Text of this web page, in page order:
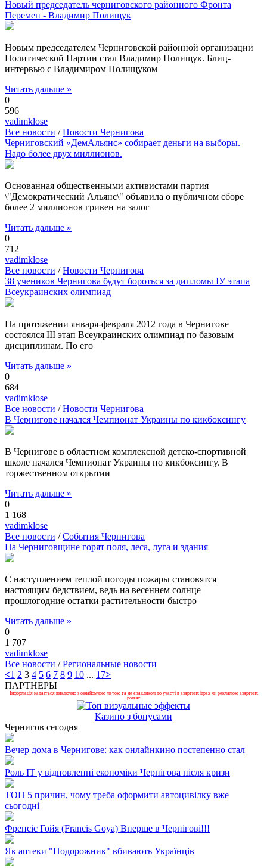
Новый председатель черниговского районного Фронта
Перемен - Владимир Полищук
Новым председателем Черниговской районной организации
Политической Партии стал Владимир Полищук. Блиц-
интервью с Владимиром Полищуком
Читать дальше »
0
596
vadimklose
Все новости /Новости Чернигова
Черниговский «ДемАльянс» собирает деньги на выборы.
Надо более двух миллионов.
Основанная общественными активистами партия
\"Демократический Альянс\" объявила о публичном сборе
более 2 миллионов гривен на залог
Читать дальше »
0
712
vadimklose
Все новости /Новости Чернигова
38 учеников Чернигова будут бороться за дипломы ІУ этапа
Всеукраинских олимпиад
На протяжении января-февраля 2012 года в Чернигове
состоялся III этап Всеукраинских олимпиад по базовым
дисциплинам. По его
Читать дальше »
0
684
vadimklose
Все новости /Новости Чернигова
В Чернигове начался Чемпионат Украины по кикбоксингу
В Чернигове в областном комплексной детско-спортивной
школе начался Чемпионат Украины по кикбоксингу. В
торжественном открытии
Читать дальше »
0
1 168
vadimklose
Все новости /События Чернигова
На Черниговщине горят поля, леса, луга и здания
С наступлением теплой погоды пожары становятся
настоящим бедствием, ведь на весеннем солнце
прошлогодние остатки растительности быстро
Читать дальше »
0
1 707
vadimklose
Все новости /Региональные новости
<1 2 3 4 5 6 7 8 9 10 ... 17>
ПАРТНЕРЫ
Інформація надається виключно з ознайомчою метою та не є закликом до участі в азартних іграх чи рекламою азартних
розваг.
Казино з бонусами
Чернигов сегодня
Вечер дома в Чернигове: как онлайнкино постепенно стал
Роль ІТ у відновленні економіки Чернігова після кризи
ТОП 5 причин, чому треба оформити автоцивілку вже
сьогодні
Френсіс Гойя (Francis Goya) Вперше в Чернігові!!!
Як аптеки "Подорожник" вбивають Українців